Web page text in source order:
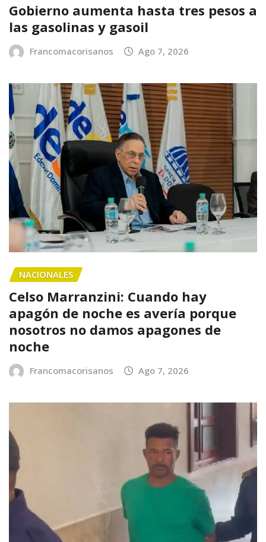
Gobierno aumenta hasta tres pesos a
las gasolinas y gasoil
Francomacorisanos Ago 7, 2026
NACIONALES
Celso Marranzini: Cuando hay
apagón de noche es avería porque
nosotros no damos apagones de
noche
Francomacorisanos Ago 7, 2026